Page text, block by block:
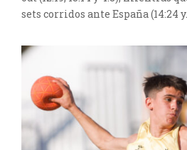
sets corridos ante España (14:24 y...